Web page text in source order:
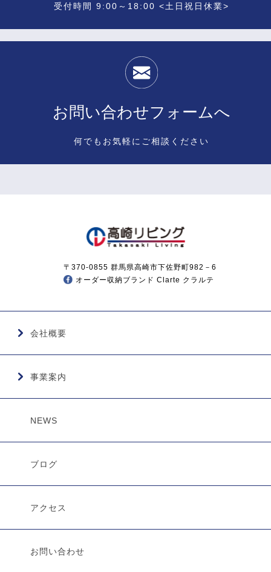
受付時間 9:00～18:00 <土日祝日休業>
お問い合わせフォームへ
何でもお気軽にご相談ください
〒370-0855 群馬県高崎市下佐野町982－6
オーダー収納ブランド Clarte クラルテ
会社概要
事業案内
NEWS
ブログ
アクセス
お問い合わせ